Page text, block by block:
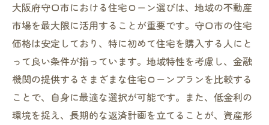
大阪府守口市における住宅ローン選びは、地域の不動産
市場を最大限に活用することが重要です。守口市の住宅
価格は安定しており、特に初めて住宅を購入する人にと
って良い条件が揃っています。地域特性を考慮し、金融
機関の提供するさまざまな住宅ローンプランを比較する
ことで、自身に最適な選択が可能です。また、低金利の
環境を捉え、長期的な返済計画を立てることが、資産形